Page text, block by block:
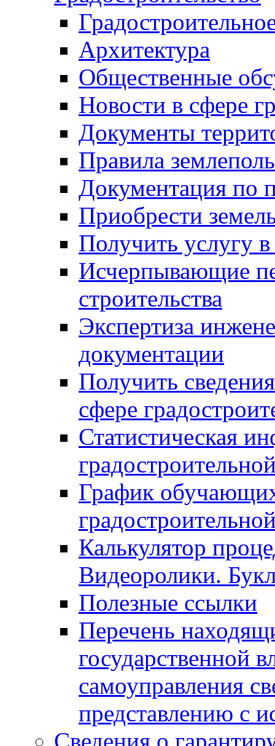
Архитектура
Общественные
Новости в сфере
Документы
Правила
Документация по
Приобрести
Получить услугу в
Исчерпывающие
строительства
Экспертиза
документации
Получить
сфере
Статистическая
График
Калькулятор
Видеоролики.
Полезные ссылки
Перечень
государственной
самоуправления
представлению с